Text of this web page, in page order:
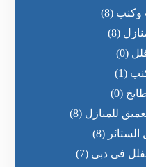
وكنب (8)
(8)
(0)
(1)
(0)
للمنازل (8)
(8)
فى دبى (7)